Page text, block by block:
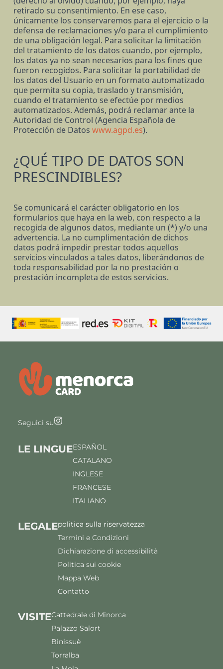
retirado su consentimiento. En ese caso,
únicamente los conservaremos para el ejercicio o la
defensa de reclamaciones y/o para el cumplimiento
de una obligación legal. Para solicitar la limitación
del tratamiento de los datos cuando, por ejemplo,
los datos ya no sean necesarios para los fines que
fueron recogidos. Para solicitar la portabilidad de
los datos del Usuario en un formato automatizado
que permita su copia, traslado y transmisión,
cuando el tratamiento se efectúe por medios
automatizados. Además, podrá reclamar ante la
Autoridad de Control (Agencia Española de
Protección de Datos www.agpd.es).
¿QUÉ TIPO DE DATOS SON
PRESCINDIBLES?
Se comunicará el carácter obligatorio en los
formularios que haya en la web, con respecto a la
recogida de algunos datos, mediante un (*) y/o una
advertencia. La no cumplimentación de dichos
datos podrá impedir prestar todos aquellos
servicios vinculados a tales datos, liberándonos de
toda responsabilidad por la no prestación o
prestación incompleta de estos servicios.
Seguici su
VISITECattedrale di Minorca
Palazzo Salort
Binissuè
Torralba
LE LINGUEESPAÑOL
CATALANO
INGLESE
FRANCESE
ITALIANO
LEGALEpolitica sulla riservatezza
Termini e Condizioni
Dichiarazione di accessibilità
Politica sui cookie
Mappa Web
Contatto